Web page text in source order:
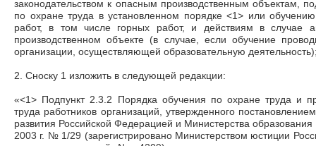
законодательством к опасным производственным объектам,
по охране труда в установленном порядке <1> или
работ, в том числе горных работ, и действиям в случае
производственном объекте (в случае, если обучение
организации, осуществляющей образовательную
2. Сноску 1 изложить в следующей редакции:
«<1> Подпункт 2.3.2 Порядка обучения по охране труда и
труда работников организаций, утвержденного
развития Российской Федерацией и Министерства
2003 г. № 1/29 (зарегистрировано Министерством юстиции